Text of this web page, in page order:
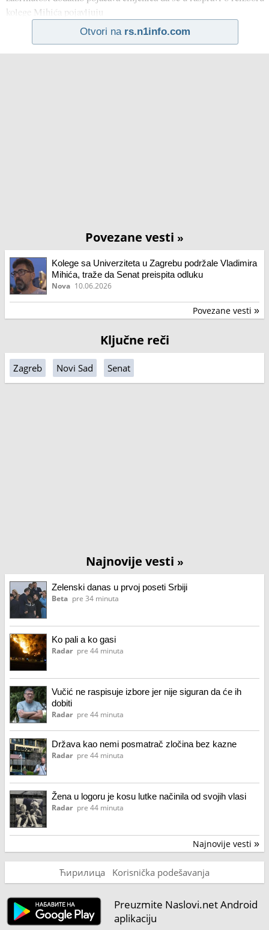
kolege Mihića pojavljuju
Otvori na rs.n1info.com
Povezane vesti »
Kolege sa Univerziteta u Zagrebu podržale Vladimira
Mihića, traže da Senat preispita odluku
Nova 10.06.2026
Povezane vesti »
Ključne reči
Zagreb Novi Sad Senat
Najnovije vesti »
Zelenski danas u prvoj poseti Srbiji
Beta pre 34 minuta
Ko pali a ko gasi
Radar pre 44 minuta
Vučić ne raspisuje izbore jer nije siguran da će ih
dobiti
Radar pre 44 minuta
Država kao nemi posmatrač zločina bez kazne
Radar pre 44 minuta
Žena u logoru je kosu lutke načinila od svojih vlasi
Radar pre 44 minuta
Najnovije vesti »
Ћирилица Korisnička podešavanja
Preuzmite Naslovi.net Android
aplikaciju